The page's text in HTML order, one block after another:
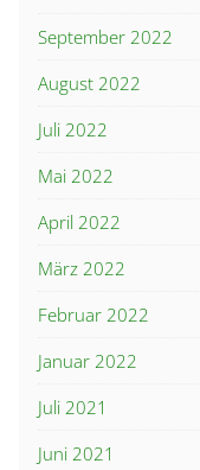
September 2022
August 2022
Juli 2022
Mai 2022
April 2022
März 2022
Februar 2022
Januar 2022
Juli 2021
Juni 2021